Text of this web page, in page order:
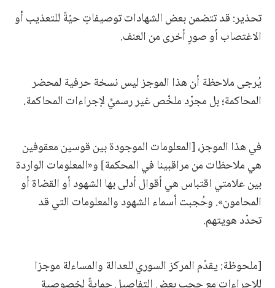
تحذير: قد تتضمن بعض الشهادات توصيفاتٍ حيّةً للتعذيب أو
الاغتصاب أو صورٍ أخرى من العنف.
يُرجى ملاحظة أن هذا الموجز ليس نسخة حرفية لمحضر
المحاكمة؛ بل مجرّد ملخّص غير رسميٍّ لإجراءات المحاكمة.
في هذا الموجز، [المعلومات الموجودة بين قوسين معقوفين
هي ملاحظات من مراقبينا في المحكمة] و«المعلومات الواردة
بين علامتي اقتباس هي أقوال أدلى بها الشهود أو القضاة أو
المحامون». وحُجبت أسماء الشهود والمعلومات التي قد
تحدّد هويتهم.
[ملحوظة: يقدّم المركز السوري للعدالة والمساءلة موجزا